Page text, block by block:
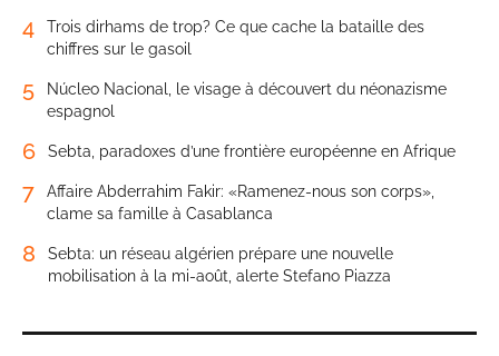
4
Trois dirhams de trop? Ce que cache la bataille des
chiffres sur le gasoil
5
Núcleo Nacional, le visage à découvert du néonazisme
espagnol
6 Sebta, paradoxes d’une frontière européenne en Afrique
7
Affaire Abderrahim Fakir: «Ramenez-nous son corps»,
clame sa famille à Casablanca
8
Sebta: un réseau algérien prépare une nouvelle
mobilisation à la mi-août, alerte Stefano Piazza